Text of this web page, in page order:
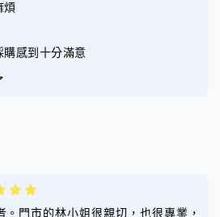
煩
感到十分滿意
。門市的林小姐很親切，也很專業，